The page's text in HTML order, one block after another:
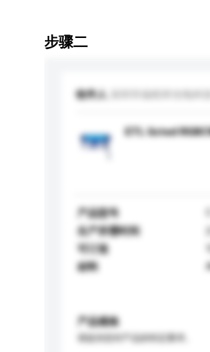
步骤二
收件人
ETL listed
产品型号
生产所需时间
可订造
材料
产品规格